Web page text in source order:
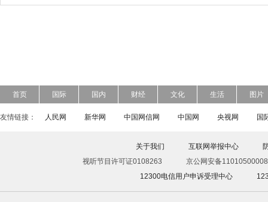
首页 国际 国内 财经 文化 生活 图片
友情链接： 人民网 新华网 中国网信网 中国网 央视网 国
关于我们 互联网举报中心
视听节目许可证0108263
京公网安备
12300电信用户申诉受理中心